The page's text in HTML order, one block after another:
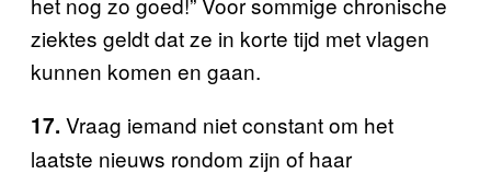
ziektes geldt dat ze in korte tijd met vlagen
kunnen komen en gaan.
17. Vraag iemand niet constant om het
laatste nieuws rondom zijn of haar